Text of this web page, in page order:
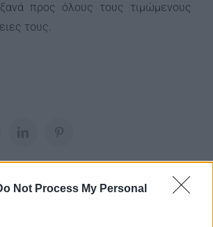
Not Process My Personal
προς όλους τους τιμώμενους
τους.